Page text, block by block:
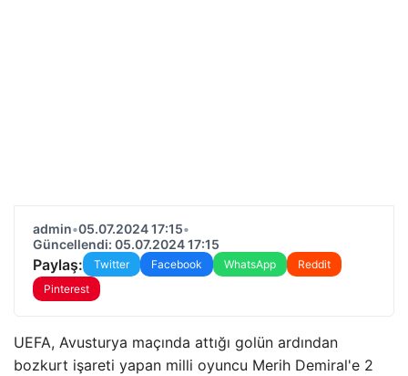
admin•05.07.2024 17:15•
Güncellendi: 05.07.2024 17:15
Paylaş: Twitter Facebook WhatsApp
Reddit
Pinterest
UEFA, Avusturya maçında attığı golün ardından
bozkurt işareti yapan milli oyuncu Merih Demiral'e 2